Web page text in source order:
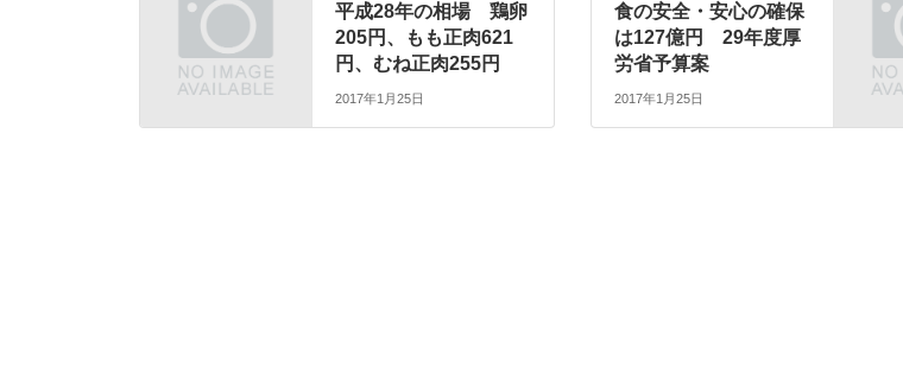
平成28年の相場 鶏卵
205円、もも正肉621
円、むね正肉255円
2017年1月25日
食の安全・安心の確保
は127億円 29年度厚
労省予算案
2017年1月25日